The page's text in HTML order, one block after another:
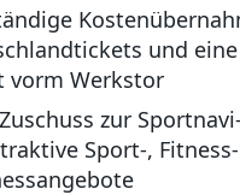
und
vorm Werkstor
zur
Sport-,